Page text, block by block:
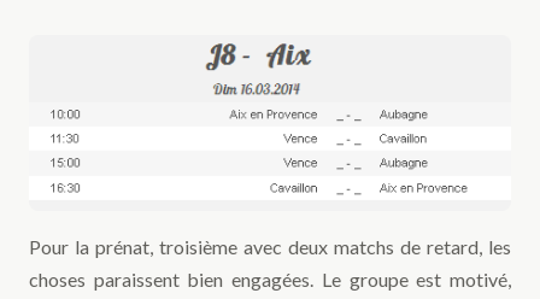
Pour la prénat, troisième avec deux matchs de retard, les
choses paraissent bien engagées. Le groupe est motivé,